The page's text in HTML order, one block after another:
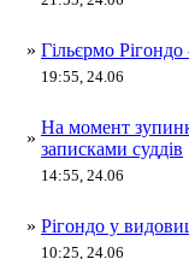
» Гільєрмо
19:55, 24.06
»
На момент
записками суддів
14:55, 24.06
» Рігондо у
10:25, 24.06